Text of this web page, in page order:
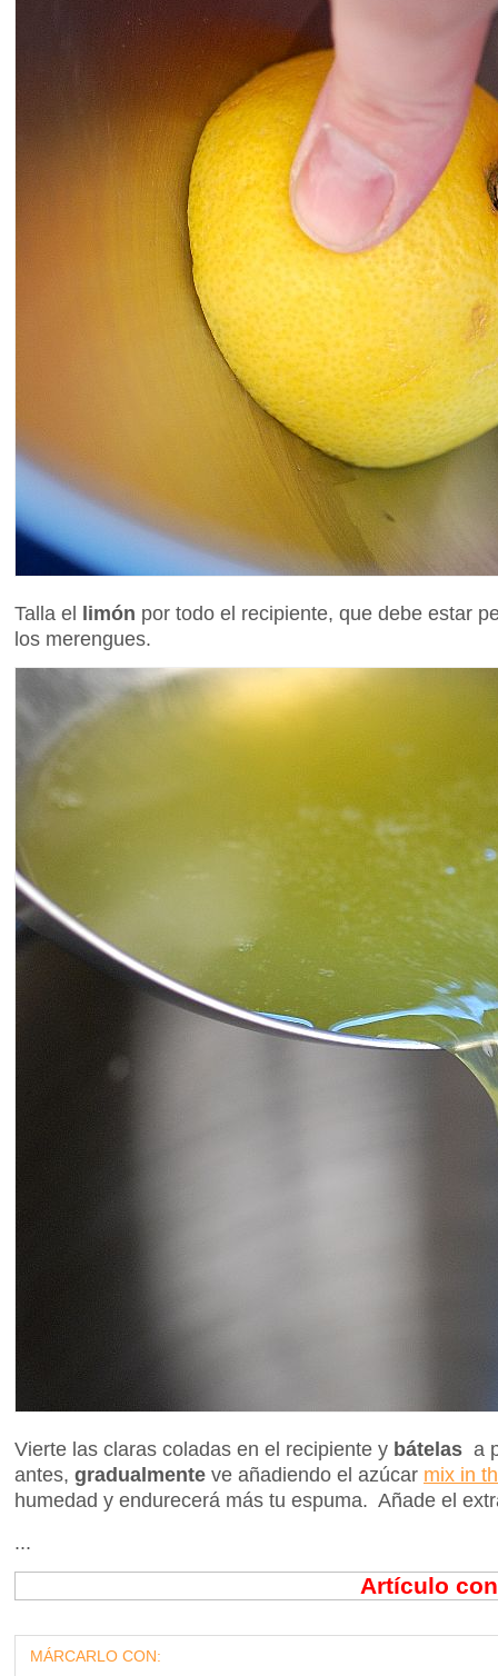
Talla el limón por todo el recipiente, que debe estar
los merengues.
Vierte las claras coladas en el recipiente y bátelas a
antes, gradualmente ve añadiendo el azúcar mix in
humedad y endurecerá más tu espuma. Añade el
...
Artículo
MÁRCARLO CON: